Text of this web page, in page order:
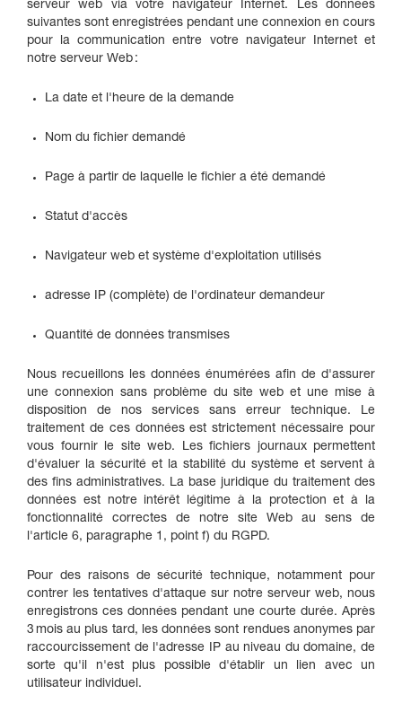
serveur web via votre navigateur Internet. Les données
suivantes sont enregistrées pendant une connexion en cours
pour la communication entre votre navigateur Internet et
notre serveur Web :
La date et l'heure de la demande
Nom du fichier demandé
Page à partir de laquelle le fichier a été demandé
Statut d'accès
Navigateur web et système d'exploitation utilisés
adresse IP (complète) de l'ordinateur demandeur
Quantité de données transmises
Nous recueillons les données énumérées afin de d'assurer
une connexion sans problème du site web et une mise à
disposition de nos services sans erreur technique. Le
traitement de ces données est strictement nécessaire pour
vous fournir le site web. Les fichiers journaux permettent
d'évaluer la sécurité et la stabilité du système et servent à
des fins administratives. La base juridique du traitement des
données est notre intérêt légitime à la protection et à la
fonctionnalité correctes de notre site Web au sens de
l'article 6, paragraphe 1, point f) du RGPD.
Pour des raisons de sécurité technique, notamment pour
contrer les tentatives d'attaque sur notre serveur web, nous
enregistrons ces données pendant une courte durée. Après
3 mois au plus tard, les données sont rendues anonymes par
raccourcissement de l'adresse IP au niveau du domaine, de
sorte qu'il n'est plus possible d'établir un lien avec un
utilisateur individuel.